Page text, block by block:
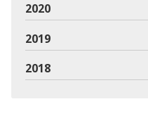
2020
2019
2018